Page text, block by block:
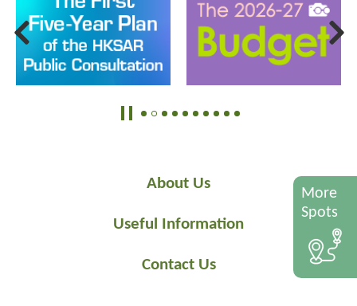
About Us
Useful Information
Contact Us
More
Spots